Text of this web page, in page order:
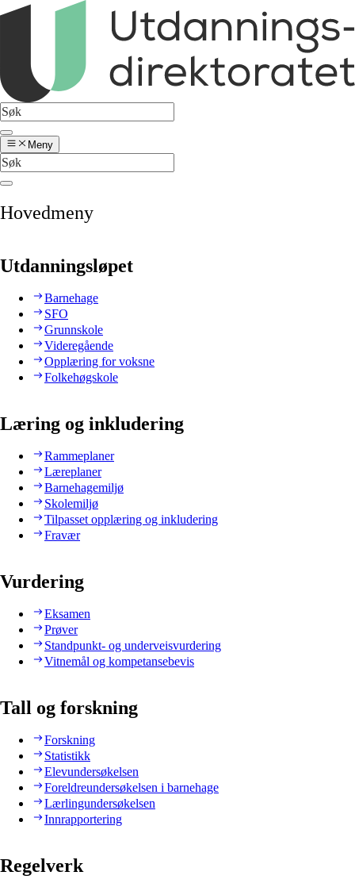
Meny
Hovedmeny
Utdanningsløpet
Barnehage
SFO
Grunnskole
Videregående
Opplæring for voksne
Folkehøgskole
Læring og inkludering
Rammeplaner
Læreplaner
Barnehagemiljø
Skolemiljø
Tilpasset opplæring og inkludering
Fravær
Vurdering
Eksamen
Prøver
Standpunkt- og underveisvurdering
Vitnemål og kompetansebevis
Tall og forskning
Forskning
Statistikk
Elevundersøkelsen
Foreldreundersøkelsen i barnehage
Lærlingundersøkelsen
Innrapportering
Regelverk